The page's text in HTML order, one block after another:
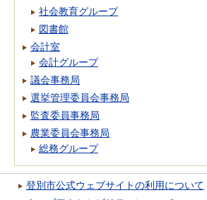
社会教育グループ
図書館
会計室
会計グループ
議会事務局
選挙管理委員会事務局
監査委員事務局
農業委員会事務局
総務グループ
登別市公式ウェブサイトの利用について